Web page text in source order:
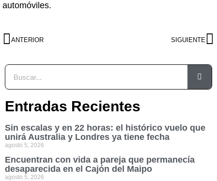
automóviles.
ANTERIOR SIGUIENTE
Entradas Recientes
Sin escalas y en 22 horas: el histórico vuelo que
unirá Australia y Londres ya tiene fecha
agosto 5, 2026
Encuentran con vida a pareja que permanecía
desaparecida en el Cajón del Maipo
agosto 5, 2026